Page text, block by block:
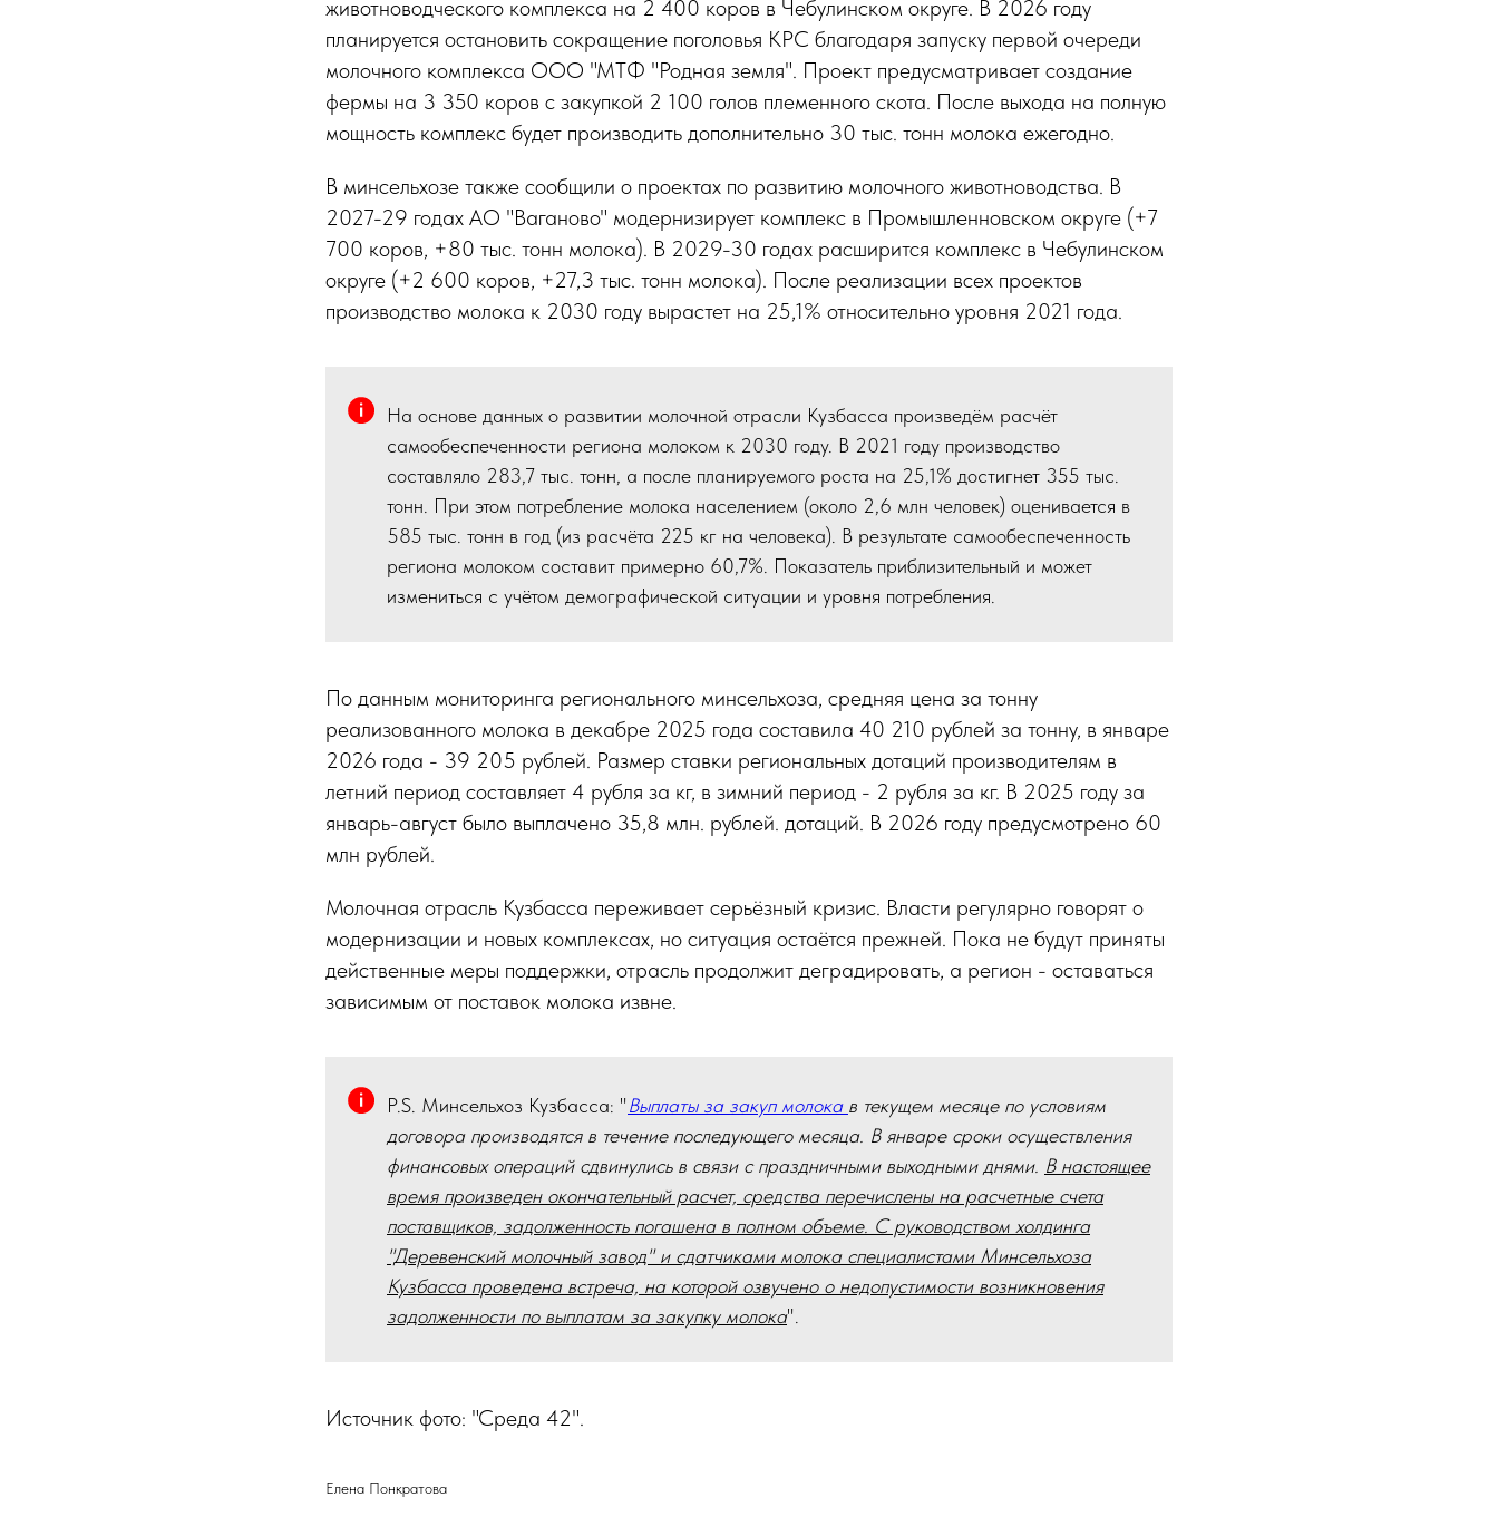
животноводческого комплекса на 2 400 коров в Чебулинском округе. В 2026 году
планируется остановить сокращение поголовья КРС благодаря запуску первой очереди
молочного комплекса ООО "МТФ "Родная земля". Проект предусматривает создание
фермы на 3 350 коров с закупкой 2 100 голов племенного скота. После выхода на полную
мощность комплекс будет производить дополнительно 30 тыс. тонн молока ежегодно.
В минсельхозе также сообщили о проектах по развитию молочного животноводства. В
2027-29 годах АО "Ваганово" модернизирует комплекс в Промышленновском округе (+7
700 коров, +80 тыс. тонн молока). В 2029-30 годах расширится комплекс в Чебулинском
округе (+2 600 коров, +27,3 тыс. тонн молока). После реализации всех проектов
производство молока к 2030 году вырастет на 25,1% относительно уровня 2021 года.
На основе данных о развитии молочной отрасли Кузбасса произведём расчёт
самообеспеченности региона молоком к 2030 году. В 2021 году производство
составляло 283,7 тыс. тонн, а после планируемого роста на 25,1% достигнет 355 тыс.
тонн. При этом потребление молока населением (около 2,6 млн человек) оценивается в
585 тыс. тонн в год (из расчёта 225 кг на человека). В результате самообеспеченность
региона молоком составит примерно 60,7%. Показатель приблизительный и может
измениться с учётом демографической ситуации и уровня потребления.
По данным мониторинга регионального минсельхоза, средняя цена за тонну
реализованного молока в декабре 2025 года составила 40 210 рублей за тонну, в январе
2026 года - 39 205 рублей. Размер ставки региональных дотаций производителям в
летний период составляет 4 рубля за кг, в зимний период - 2 рубля за кг. В 2025 году за
январь-август было выплачено 35,8 млн. рублей. дотаций. В 2026 году предусмотрено 60
млн рублей.
Молочная отрасль Кузбасса переживает серьёзный кризис. Власти регулярно говорят о
модернизации и новых комплексах, но ситуация остаётся прежней. Пока не будут приняты
действенные меры поддержки, отрасль продолжит деградировать, а регион - оставаться
зависимым от поставок молока извне.
P.S. Минсельхоз Кузбасса: "Выплаты за закуп молока в текущем месяце по условиям
договора производятся в течение последующего месяца. В январе сроки осуществления
финансовых операций сдвинулись в связи с праздничными выходными днями. В настоящее
время произведен окончательный расчет, средства перечислены на расчетные счета
поставщиков, задолженность погашена в полном объеме. С руководством холдинга
"Деревенский молочный завод" и сдатчиками молока специалистами Минсельхоза
Кузбасса проведена встреча, на которой озвучено о недопустимости возникновения
задолженности по выплатам за закупку молока".
Источник фото: "Среда 42".
Елена Понкратова